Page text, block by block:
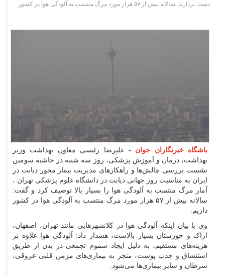
دست بردارند. سالانه بیش از ۵۷ هزار مورد مرگ منتسب به آلودگی هوا در کشور
باشگاه خبرنگاران جوان - علیرضا رئیسی معاون بهداشت وزیر
بهداشت، درمان و آموزش پزشکی، روز سه شنبه در حاشیه سومین
نشست بررسی چالش‌ها و راهکار‌های مدیریت بیمار محور دیابت در
ایران به مناسبت روز جهانی دیابت در دانشگاه علوم پزشکی تهران ،
آمار مرگ منتسب به آلودگی هوا را بسیار بالا توصیف کرد و گفت:
سالانه بیش از ۵۷ هزار مورد مرگ منتسب به آلودگی هوا در کشور
داریم.
وی با بیان اینکه آلودگی هوا در کلانشهر‌هایی مانند تهران، اصفهان،
اراک و خوزستان بسیار بالاست، هشدار داد: آلودگی هوا علاوه بر
هزینه‌های مستقیم، به دلیل ایجاد سموم تجمعی در بدن از طریق
استنشاق و جذب پوست، منجر به بیماری‌های مزمن قلبی عروقی،
سرطان و سایر بیماری‌ها می‌شود.